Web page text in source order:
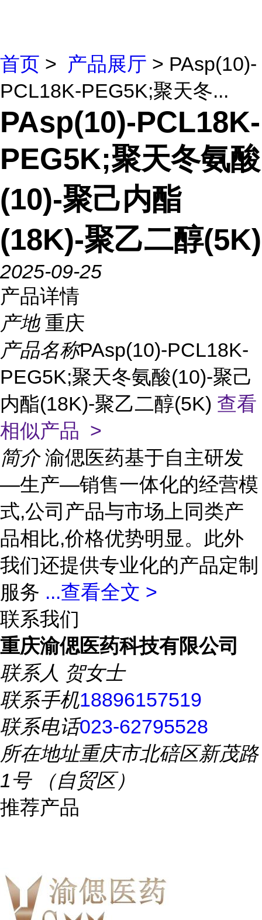
首页 > 产品展厅 > PAsp(10)-
PCL18K-PEG5K;聚天冬...
PAsp(10)-PCL18K-
PEG5K;聚天冬氨酸
(10)-聚己内酯
(18K)-聚乙二醇(5K)
2025-09-25
产品详情
产地 重庆
产品名称PAsp(10)-PCL18K-
PEG5K;聚天冬氨酸(10)-聚己
内酯(18K)-聚乙二醇(5K) 查看
相似产品 >
简介 渝偲医药基于自主研发
—生产—销售一体化的经营模
式,公司产品与市场上同类产
品相比,价格优势明显。此外
我们还提供专业化的产品定制
服务 ...查看全文 >
联系我们
重庆渝偲医药科技有限公司
联系人 贺女士
联系手机18896157519
联系电话023-62795528
所在地址重庆市北碚区新茂路
1号 （自贸区）
推荐产品